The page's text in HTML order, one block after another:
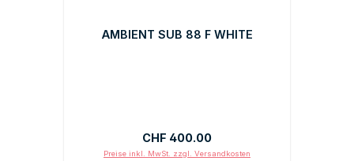
AMBIENT SUB 88 F WHITE
Regulärer Preis:
CHF 400.00
Preise inkl. MwSt. zzgl. Versandkosten